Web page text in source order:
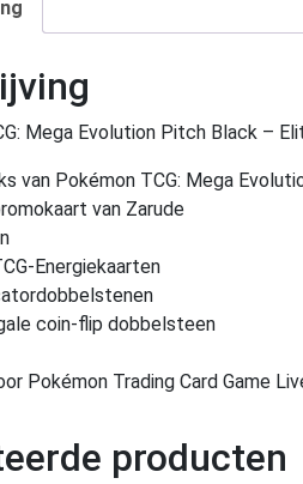
Mega Evolution Pitch Black –
van Pokémon TCG: Mega
van Zarude
Energiekaarten
coin-flip dobbelsteen
Pokémon Trading Card Game
producten